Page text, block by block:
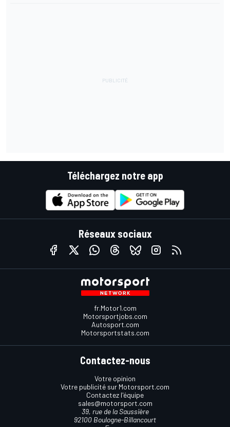
Téléchargez notre app
Réseaux sociaux
fr.Motor1.com
Motorsportjobs.com
Autosport.com
Motorsportstats.com
Contactez-nous
Votre opinion
Votre publicité sur Motorsport.com
Contactez l'équipe
sales@motorsport.com
39, rue de la Saussière
92100 Boulogne-Billancourt